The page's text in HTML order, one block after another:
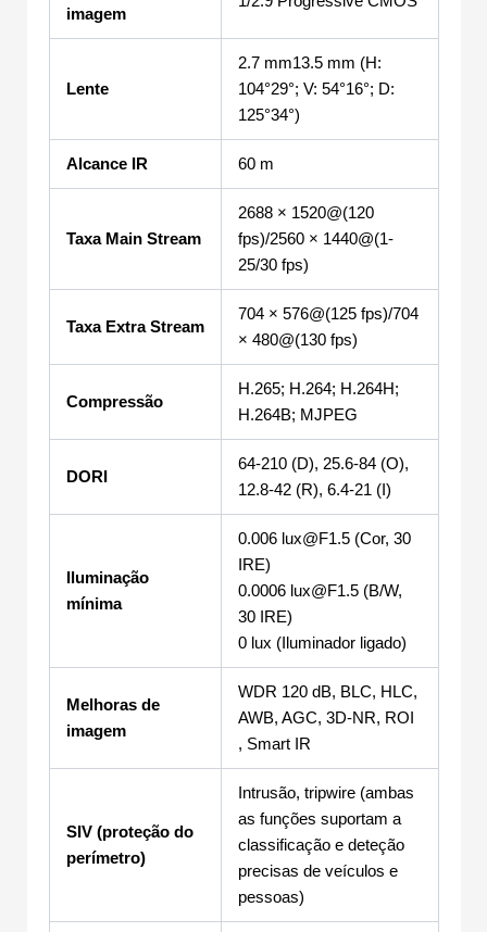
imagem
Lente
2.7 mm13.5 mm (H:
104°29°; V: 54°16°; D:
125°34°)
Alcance IR 60 m
Taxa Main Stream
2688 × 1520@(120
fps)/2560 × 1440@(1-
25/30 fps)
Taxa Extra Stream
704 × 576@(125 fps)/704
× 480@(130 fps)
Compressão
H.265; H.264; H.264H;
H.264B; MJPEG
DORI
64-210 (D), 25.6-84 (O),
12.8-42 (R), 6.4-21 (I)
Iluminação
mínima
0.006 lux@F1.5 (Cor, 30
IRE)
0.0006 lux@F1.5 (B/W,
30 IRE)
0 lux (Iluminador ligado)
Melhoras de
imagem
WDR 120 dB, BLC, HLC,
AWB, AGC, 3D-NR, ROI
, Smart IR
SIV (proteção do
perímetro)
Intrusão, tripwire (ambas
as funções suportam a
classificação e deteção
precisas de veículos e
pessoas)